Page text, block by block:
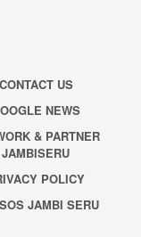
CONTACT US
NEWS
& PARTNER
JAMBISERU
POLICY
JAMBI SERU